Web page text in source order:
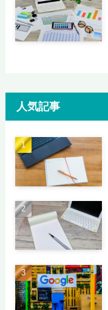
人気記事